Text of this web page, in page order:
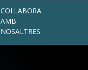
COL·LABORA
AMB
NOSALTRES